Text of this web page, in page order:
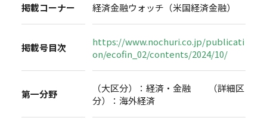
掲載コーナー 経済金融ウォッチ（米国経済金融）
掲載号目次
https://www.nochuri.co.jp/publicati
on/ecofin_02/contents/2024/10/
第一分野
（大区分）：経済・金融 （詳細区
分）：海外経済